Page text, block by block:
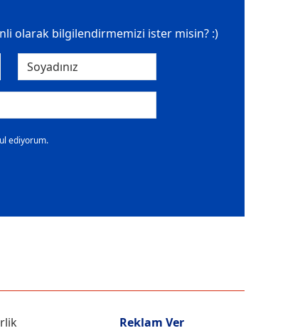
olarak bilgilendirmemizi ister misin? :)
ediyorum.
Reklam Ver